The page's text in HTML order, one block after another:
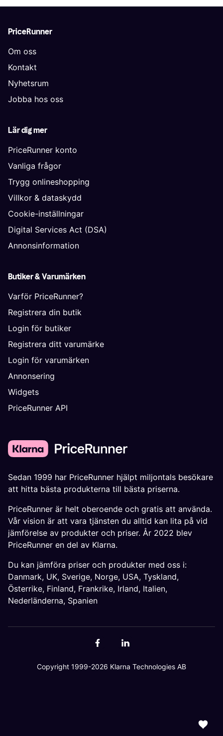
PriceRunner
Om oss
Kontakt
Nyhetsrum
Jobba hos oss
Lär dig mer
PriceRunner konto
Vanliga frågor
Trygg onlineshopping
Villkor & dataskydd
Cookie-inställningar
Digital Services Act (DSA)
Annonsinformation
Butiker & Varumärken
Varför PriceRunner?
Registrera din butik
Login för butiker
Registrera ditt varumärke
Login för varumärken
Annonsering
Widgets
PriceRunner API
Sedan 1999 har PriceRunner hjälpt miljontals besökare
att hitta bästa produkterna till bästa priserna.
PriceRunner är helt oberoende och gratis att använda.
Vår vision är att vara tjänsten du alltid kan lita på vid
jämförelse av produkter och priser. År 2022 blev
PriceRunner en del av Klarna.
Du kan jämföra priser och produkter med oss i:
Danmark, UK, Sverige, Norge, USA, Tyskland,
Österrike, Finland, Frankrike, Irland, Italien,
Nederländerna, Spanien
Copyright 1999-2026 Klarna Technologies AB